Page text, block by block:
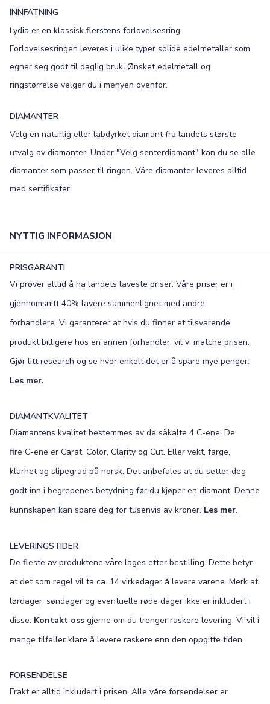
Old English Bookman
Colonna Edwardian
Script MT
INNFATNING
Lydia er en klassisk flerstens forlovelsesring.
Forlovelsesringen leveres i ulike typer solide edelmetaller som
egner seg godt til daglig bruk. Ønsket edelmetall og
ringstørrelse velger du i menyen ovenfor.
DIAMANTER
Velg en naturlig eller labdyrket diamant fra landets største
utvalg av diamanter. Under "Velg senterdiamant" kan du se alle
diamanter som passer til ringen. Våre diamanter leveres alltid
med sertifikater.
NYTTIG INFORMASJON
PRISGARANTI
Vi prøver alltid å ha landets laveste priser. Våre priser er i
gjennomsnitt 40% lavere sammenlignet med andre
forhandlere. Vi garanterer at hvis du finner et tilsvarende
produkt billigere hos en annen forhandler, vil vi matche prisen.
Gjør litt research og se hvor enkelt det er å spare mye penger.
Les mer.
DIAMANTKVALITET
Diamantens kvalitet bestemmes av de såkalte 4 C-ene. De
fire C-ene er Carat, Color, Clarity og Cut. Eller vekt, farge,
klarhet og slipegrad på norsk. Det anbefales at du setter deg
godt inn i begrepenes betydning før du kjøper en diamant. Denne
kunnskapen kan spare deg for tusenvis av kroner. Les mer.
LEVERINGSTIDER
De fleste av produktene våre lages etter bestilling. Dette betyr
at det som regel vil ta ca. 14 virkedager å levere varene. Merk at
lørdager, søndager og eventuelle røde dager ikke er inkludert i
disse. Kontakt oss gjerne om du trenger raskere levering. Vi vil i
mange tilfeller klare å levere raskere enn den oppgitte tiden.
FORSENDELSE
Frakt er alltid inkludert i prisen. Alle våre forsendelser er